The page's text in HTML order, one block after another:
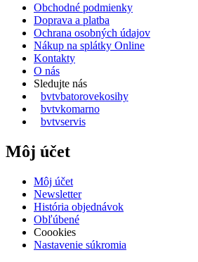
Obchodné podmienky
Doprava a platba
Ochrana osobných údajov
Nákup na splátky Online
Kontakty
O nás
Sledujte nás
bvtvbatorovekosihy
bvtvkomarno
bvtvservis
Môj účet
Môj účet
Newsletter
História objednávok
Obľúbené
Coookies
Nastavenie súkromia